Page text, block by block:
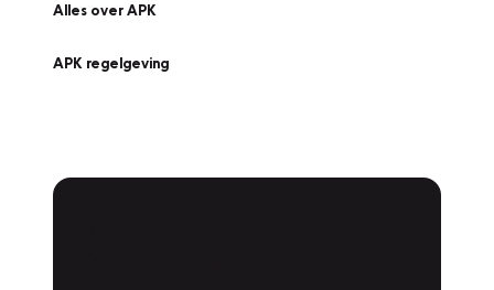
Alles over APK
APK regelgeving